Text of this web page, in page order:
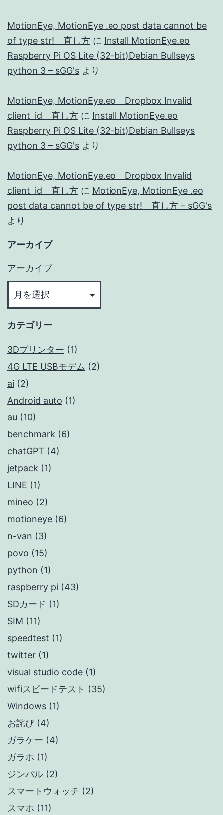
MotionEye, MotionEye .eo post data cannot be
of type str! 直し方 に Install MotionEye.eo
Raspberry Pi OS Lite (32-bit)Debian Bullseys
python 3 – sGG's より
MotionEye, MotionEye.eo Dropbox Invalid
client_id 直し方 に Install MotionEye.eo
Raspberry Pi OS Lite (32-bit)Debian Bullseys
python 3 – sGG's より
MotionEye, MotionEye.eo Dropbox Invalid
client_id 直し方 に MotionEye, MotionEye .eo
post data cannot be of type str! 直し方 – sGG's
より
アーカイブ
アーカイブ
カテゴリー
3Dプリンター (1)
4G LTE USBモデム (2)
ai (2)
Android auto (1)
au (10)
benchmark (6)
chatGPT (4)
jetpack (1)
LINE (1)
mineo (2)
motioneye (6)
n-van (3)
povo (15)
python (1)
raspberry pi (43)
SDカード (1)
SIM (11)
speedtest (1)
twitter (1)
visual studio code (1)
wifiスピードテスト (35)
Windows (1)
お詫び(4)
ガラケー (4)
ガラホ (1)
ジンバル (2)
スマートウォッチ (2)
スマホ (11)